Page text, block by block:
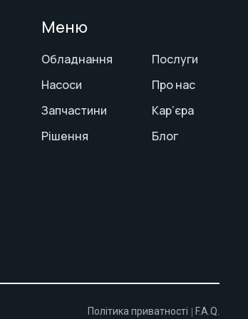
Меню
Обладнання
Насоси
Запчастини
Рішення
Послуги
Про нас
Кар’єра
Блог
Політика приватності F.A.Q.